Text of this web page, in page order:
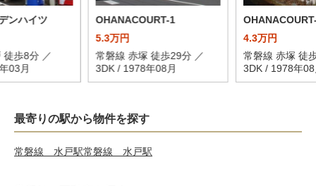
ンハイツ
徒歩8分 ／
03月
OHANACOURT-1
5.3万円
常磐線 赤塚 徒歩29分 ／
3DK / 1978年08月
4.3万円
常磐線 赤塚 徒
3DK / 1978年08
最寄りの駅から物件を探す
常磐線 水戸駅常磐線 水戸駅